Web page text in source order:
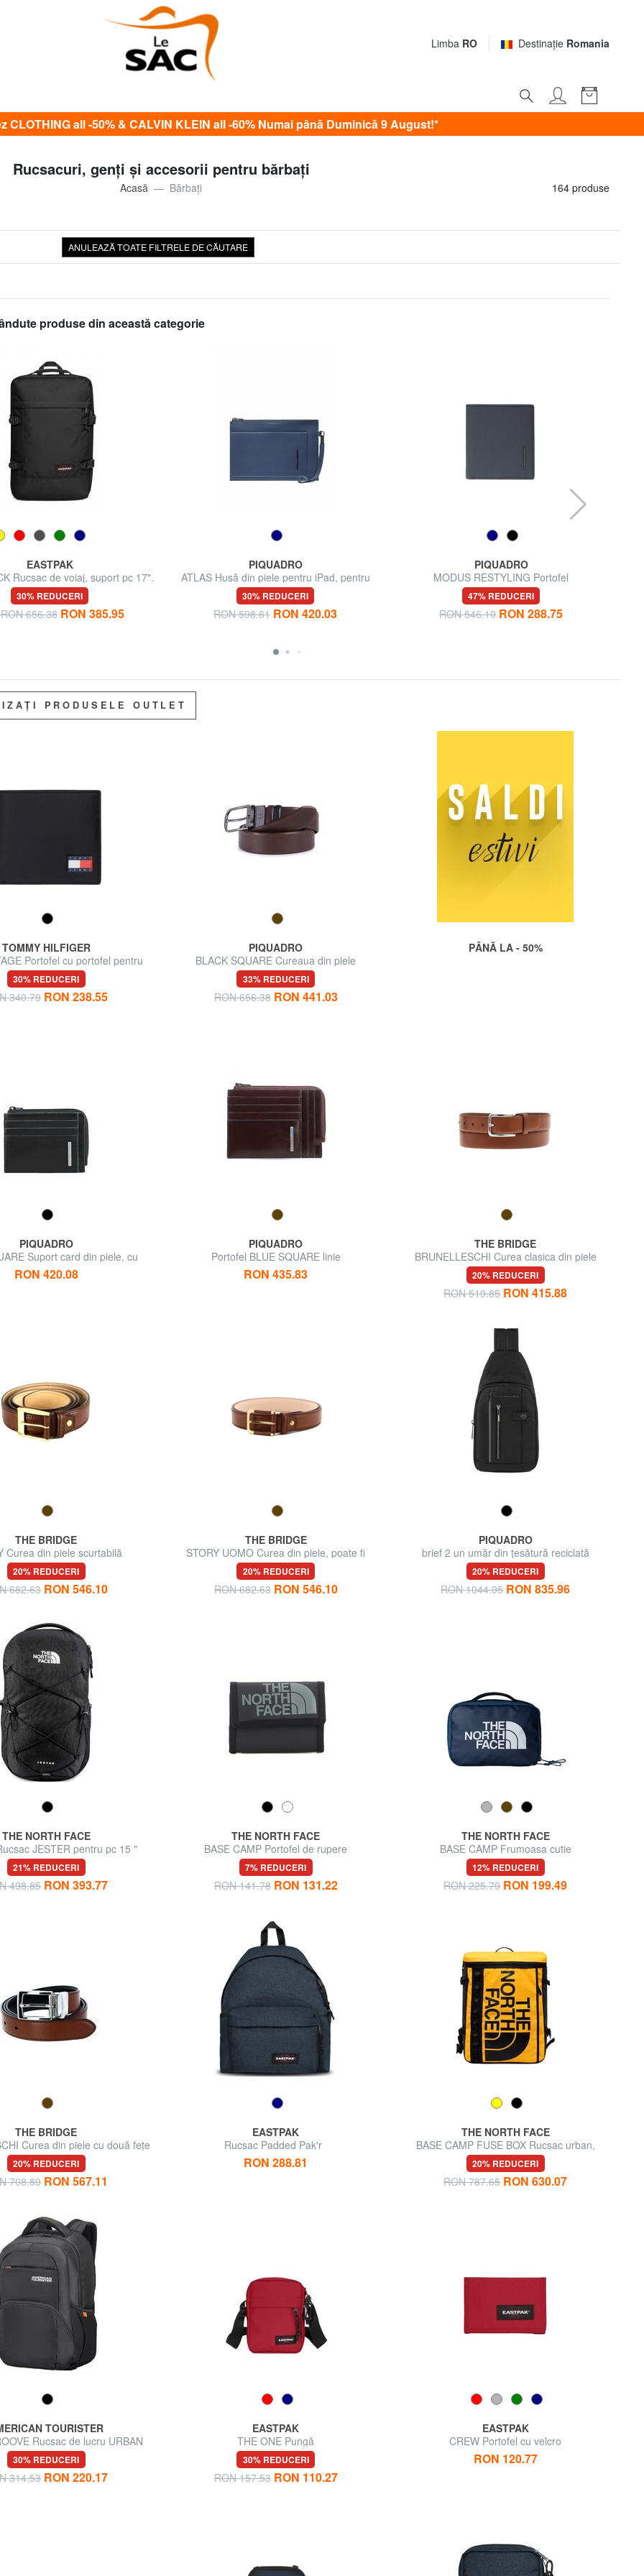
Limba RO Destinaţie Romania
CLOTHING all -50% & CALVIN KLEIN all -60% Numai până Duminică 9 August!*
Rucsacuri, genți și accesorii pentru bărbați
Acasă Bărbaţi 164 produse
ANULEAZĂ TOATE FILTRELE DE CĂUTARE
produse din această categorie
EASTPAK
Rucsac de voiaj, suport pc 17".
30% REDUCERI
656.38 RON 385.95
PIQUADRO
ATLAS Husă din piele pentru iPad, pentru
bărbați
30% REDUCERI
RON 598.61 RON 420.03
PIQUADRO
MODUS RESTYLING Portofel
47% REDUCERI
RON 546.10 RON 288.75
PRODUSELE OUTLET
TOMMY HILFIGER
Portofel cu portofel pentru
monede
30% REDUCERI
340.79 RON 238.55
PIQUADRO
BLACK SQUARE Cureaua din piele
reversibila
33% REDUCERI
RON 656.38 RON 441.03
PÂNĂ LA - 50%
PIQUADRO
Suport card din piele, cu
fermoar
RON 420.08
PIQUADRO
Portofel BLUE SQUARE linie
RON 435.83
THE BRIDGE
BRUNELLESCHI Curea clasica din piele
20% REDUCERI
RON 519.85 RON 415.88
THE BRIDGE
Curea din piele scurtabilă
20% REDUCERI
682.63 RON 546.10
THE BRIDGE
STORY UOMO Curea din piele, poate fi
scurtată
20% REDUCERI
RON 682.63 RON 546.10
PIQUADRO
brief 2 un umăr din țesătură reciclată
20% REDUCERI
RON 1044.95 RON 835.96
THE NORTH FACE
JESTER pentru pc 15 "
21% REDUCERI
498.85 RON 393.77
THE NORTH FACE
BASE CAMP Portofel de rupere
7% REDUCERI
RON 141.78 RON 131.22
THE NORTH FACE
BASE CAMP Frumoasa cutie
12% REDUCERI
RON 225.79 RON 199.49
THE BRIDGE
Curea din piele cu două fețe
20% REDUCERI
708.89 RON 567.11
EASTPAK
Rucsac Padded Pak'r
RON 288.81
THE NORTH FACE
BASE CAMP FUSE BOX Rucsac urban,
suport pentru laptop de 15"
20% REDUCERI
RON 787.65 RON 630.07
TOURISTER
Rucsac de lucru URBAN
GROOVE
30% REDUCERI
314.53 RON 220.17
EASTPAK
THE ONE Pungă
30% REDUCERI
RON 157.53 RON 110.27
EASTPAK
CREW Portofel cu velcro
RON 120.77